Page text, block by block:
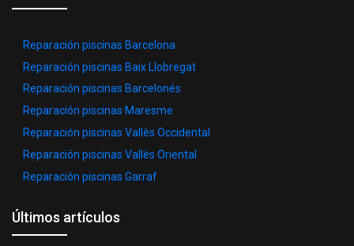
Reparación piscinas Barcelona
Reparación piscinas Baix Llobregat
Reparación piscinas Barcelonés
Reparación piscinas Maresme
Reparación piscinas Vallès Occidental
Reparación piscinas Vallès Oriental
Reparación piscinas Garraf
Últimos artículos